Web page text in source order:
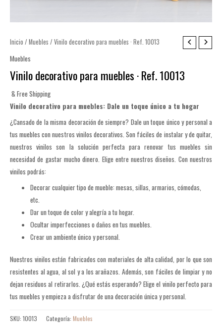
Inicio / Muebles / Vinilo decorativo para muebles · Ref. 10013
Muebles
Vinilo decorativo para muebles · Ref. 10013
& Free Shipping
Vinilo decorativo para muebles: Dale un toque único a tu hogar
¿Cansado de la misma decoración de siempre? Dale un toque único y personal a
tus muebles con nuestros vinilos decorativos. Son fáciles de instalar y de quitar,
nuestros vinilos son la solución perfecta para renovar tus muebles sin
necesidad de gastar mucho dinero. Elige entre nuestros diseños. Con nuestros
vinilos podrás:
Decorar cualquier tipo de mueble: mesas, sillas, armarios, cómodas,
etc.
Dar un toque de color y alegría a tu hogar.
Ocultar imperfecciones o daños en tus muebles.
Crear un ambiente único y personal.
Nuestros vinilos están fabricados con materiales de alta calidad, por lo que son
resistentes al agua, al sol y a los arañazos. Además, son fáciles de limpiar y no
dejan residuos al retirarlos. ¿Qué estás esperando? Elige el vinilo perfecto para
tus muebles y empieza a disfrutar de una decoración única y personal.
SKU: 10013 Categoría: Muebles